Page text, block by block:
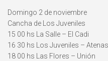
Domingo 2 de noviembre
Cancha de Los Juveniles
15 00 hs La Salle – El Cadi
16 30 hs Los Juveniles – Atenas
18 00 hs Las Flores – Unión